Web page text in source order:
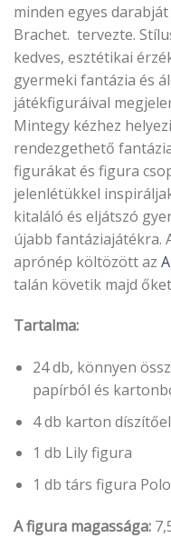
minden egyes
Brachet. tervezte.
kedves, esztétikai
gyermeki fantázia és
játékfiguráival
Mintegy kézhez
rendezgethető
figurákat és figura
jelenlétükkel
kitaláló és eljátszó
újabb fantáziajátékra.
aprónép költözött az
talán követik majd
Tartalma:
24 db, könnyen
papírból és
4 db karton
1 db Lily figura
1 db társ figura Polo
A figura magassága: